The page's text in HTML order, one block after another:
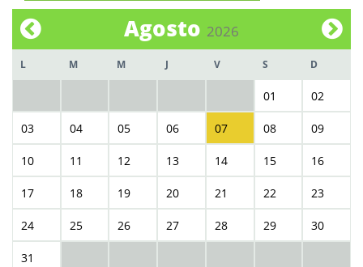
Agosto 2026
L M M J V S D
01 02
03 04 05 06 07 08 09
10 11 12 13 14 15 16
17 18 19 20 21 22 23
24 25 26 27 28 29 30
31